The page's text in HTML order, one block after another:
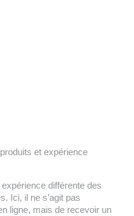
et expérience
différente des
Ici, il ne s’agit pas
ligne, mais de recevoir un